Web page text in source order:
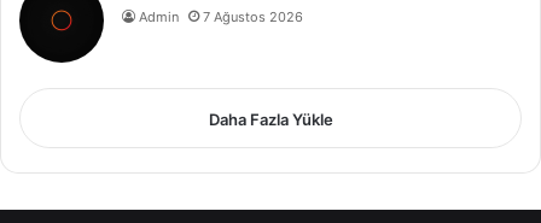
Admin 7 Ağustos 2026
Daha Fazla Yükle